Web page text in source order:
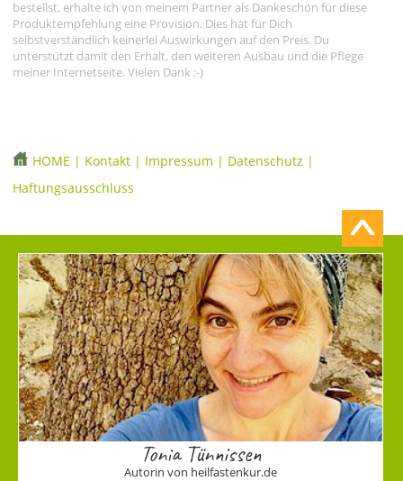
bestellst, erhalte ich von meinem Partner als Dankeschön für diese
Produktempfehlung eine Provision. Dies hat für Dich
selbstverständlich keinerlei Auswirkungen auf den Preis. Du
unterstützt damit den Erhalt, den weiteren Ausbau und die Pflege
meiner Internetseite. Vielen Dank :-)
HOME | Kontakt | Impressum | Datenschutz |
Haftungsausschluss
Tonia Tünnissen
Autorin von heilfastenkur.de